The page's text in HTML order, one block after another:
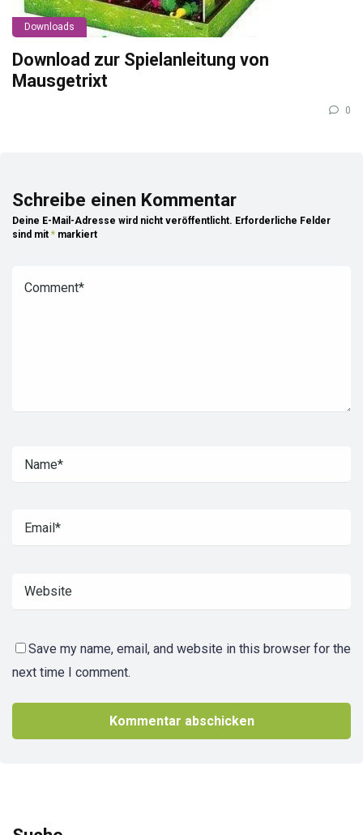
Downloads
Download zur Spielanleitung von
Mausgetrixt
0
Schreibe einen Kommentar
Deine E-Mail-Adresse wird nicht veröffentlicht. Erforderliche Felder
sind mit * markiert
Save my name, email, and website in this browser for the
next time I comment.